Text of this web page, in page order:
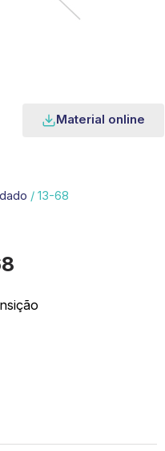
Material online
/ 13-68